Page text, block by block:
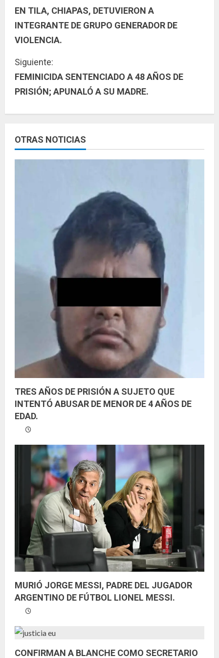
i
g
u
e
y
e
EN TILA, CHIAPAS, DETUVIERON A
INTEGRANTE DE GRUPO GENERADOR DE
VIOLENCIA.
Siguiente:
FEMINICIDA SENTENCIADO A 48 AÑOS DE
PRISIÓN; APUNALÓ A SU MADRE.
OTRAS NOTICIAS
TRES AÑOS DE PRISIÓN A SUJETO QUE
INTENTÓ ABUSAR DE MENOR DE 4 AÑOS DE
EDAD.
MURIÓ JORGE MESSI, PADRE DEL JUGADOR
ARGENTINO DE FÚTBOL LIONEL MESSI.
CONFIRMAN A BLANCHE COMO SECRETARIO